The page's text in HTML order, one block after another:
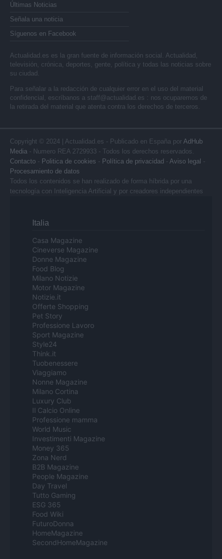
Últimas Noticias
Señala una noticia
Síguenos en Facebook
Actualidad.es es la gran fuente de información social. Actualidad,
televisión, crónica, deportes, gente, política y todas las noticias sobre
su ciudad.
Para señalar a la redacción de cualquier error en el uso del material
confidencial, escríbanos a staff@actualidad.es : nos ocuparemos de
la retirada del material que atenta contra los derechos de terceros.
Copyright © 2024 | Actualidad.es - Publicado en España por AdHub
Media - Numero REA 2729933 - Todos los derechos reservados.
Contacto - Politica de cookies - Política de privacidad - Aviso legal -
Procesamiento de datos
Todos los contenidos se han realizado de forma híbrida por una
tecnología con Inteligencia Artificial y por creadores independientes
Italia
Casa Magazine
Cineverse Magazine
Donne Magazine
Food Blog
Milano Notizie
Motor Magazine
Notizie.it
Offerte Shopping
Pet Story
Professione Lavoro
Sport Magazine
Style24
Think.it
Tuobenessere
Viaggiamo
Nonne Magazine
Milano Cortina
Luxury Club
Il Calcio Online
Professione mamma
World Music
Investimenti Magazine
Money 365
Zona Nerd
B2B Magazine
People Magazine
Day Travel
Tutto Gaming
ESG 365
Food Wiki
FuturoDonna
HomeMagazine
SecondHomeMagazine